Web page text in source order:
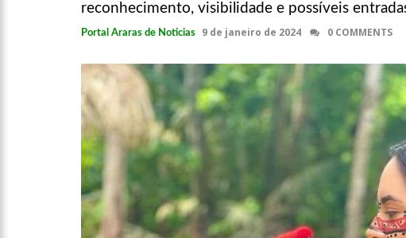
reconhecimento, visibilidade e possíveis
Portal Araras de Noticias 9 de janeiro de 2024 0 COMMENTS